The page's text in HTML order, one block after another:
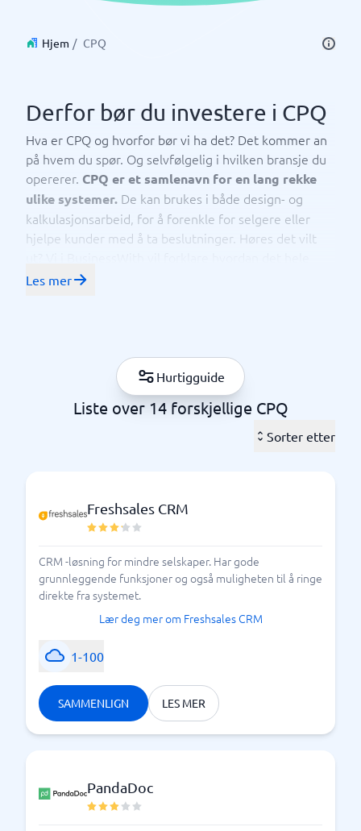
Hjem / CPQ
Derfor bør du investere i CPQ
Hva er CPQ og hvorfor bør vi ha det? Det kommer an
på hvem du spør. Og selvfølgelig i hvilken bransje du
opererer. CPQ er et samlenavn for en lang rekke
ulike systemer. De kan brukes i både design- og
kalkulasjonsarbeid, for å forenkle for selgere eller
hjelpe kunder med å ta beslutninger. Høres det vilt
fungerer sammen og hjelpe deg med å velge det
ofte integrert med flere andre systemer, som din e-
handelsplattform. Mange forretnings- og CRM-
systemer har CPQ-funksjonalitet innebygd, men det
system og integrer andre systemer med det.
begynner å sammenligne.Bruk gjerne vår
systemguide hvor du
etter dine spesifikke ønsker.
Noen måter å bruke CPQ på
Les mer
Hurtigguide
Liste over 14 forskjellige CPQ
Sorter etter
Freshsales CRM
CRM -løsning for mindre selskaper. Har gode
grunnleggende funksjoner og også muligheten til å ringe
direkte fra systemet.
Lær deg mer om Freshsales CRM
1-100
SAMMENLIGN LES MER
PandaDoc